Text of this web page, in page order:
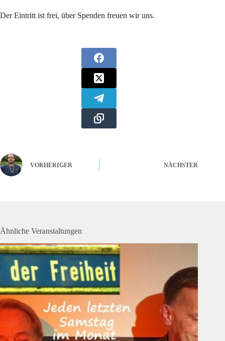
Der Eintritt ist frei, über Spenden freuen wir uns.
VORHERIGER NÄCHSTER
Ähnliche Veranstaltungen